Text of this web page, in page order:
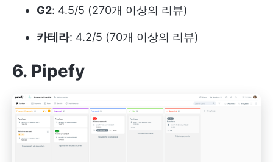
G2: 4.5/5 (270개 이상의 리뷰)
카테라: 4.2/5 (70개 이상의 리뷰)
6. Pipefy